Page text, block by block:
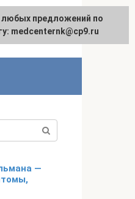
English
—
предложений по
medcenternk@cp9.ru